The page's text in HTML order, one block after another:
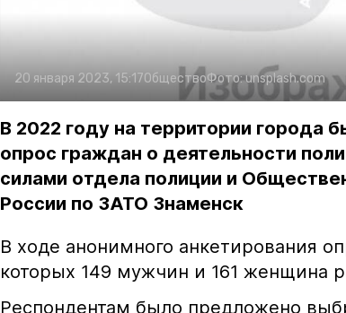
20 января 2023, 15:17ОбществоФото:unsplash.com
В 2022 году на территории города
опрос граждан о деятельности
силами отдела полиции и
России по ЗАТО Знаменск
В ходе анонимного анкетирования
которых 149 мужчин и 161 женщина
Респондентам было предложено